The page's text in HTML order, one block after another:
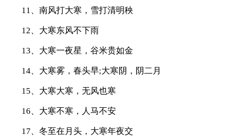
11、南风打大寒，雪打清明秧
12、大寒东风不下雨
13、大寒一夜星，谷米贵如金
14、大寒雾，春头早;大寒阴，阴二月
15、大寒大寒，无风也寒
16、大寒不寒，人马不安
17、冬至在月头，大寒年夜交